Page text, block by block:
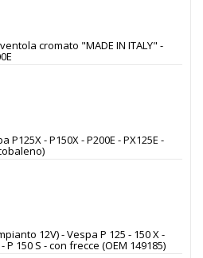
cromato "MADE IN ITALY" -
- P150X - P200E - PX125E -
12V) - Vespa P 125 - 150 X -
P 150 S - con frecce (OEM 149185)